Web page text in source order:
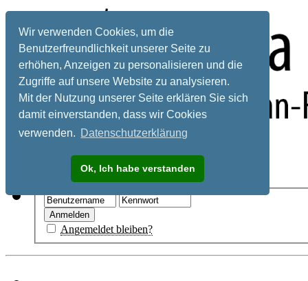
Wir verwenden Cookies, um die
Benutzerfreundlichkeit unserer Seite zu
erhöhen, Anzeigen zu personalisieren und die
Zugriffe auf unsere Website zu analysieren.
Mit der Nutzung unserer Seite erklären Sie sich
damit einverstanden, dass wir Cookies
verwenden. Datenschutzerklärung
Ok, Ich habe verstanden
Registrieren
Angemeldet bleiben?